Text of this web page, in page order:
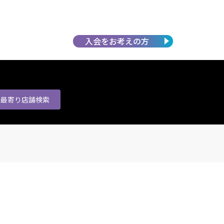
入会をお考えの方
最寄り店舗検索